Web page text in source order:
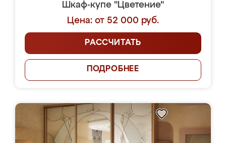
Шкаф-купе "Цветение"
Цена: от 52 000 руб.
РАССЧИТАТЬ
ПОДРОБНЕЕ